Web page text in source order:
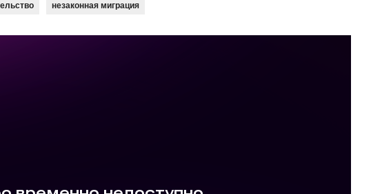
незаконная миграция